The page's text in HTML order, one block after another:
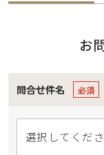
お
問合せ件名